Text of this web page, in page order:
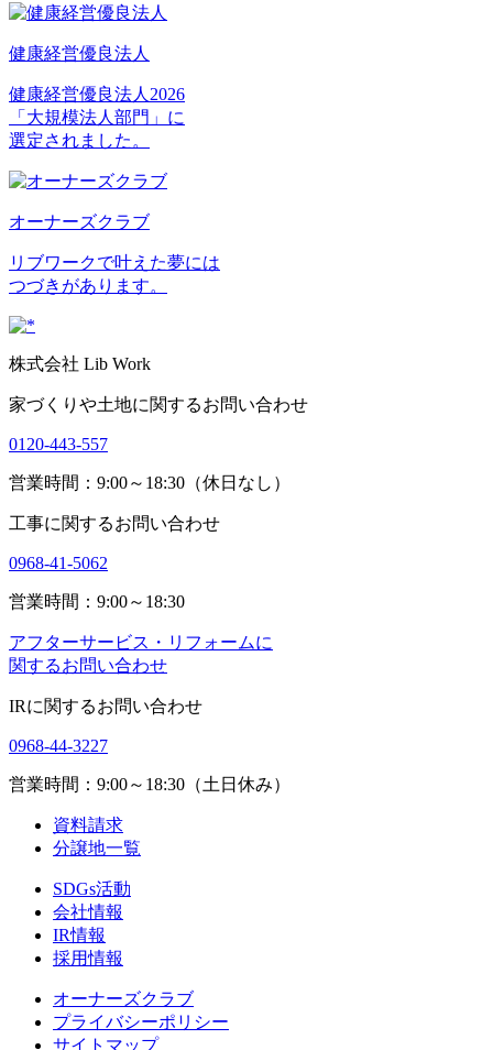
健康経営優良法人
健康経営優良法人2026
「大規模法人部門」に
選定されました。
オーナーズクラブ
リブワークで叶えた夢には
つづきがあります。
株式会社 Lib Work
家づくりや土地に関するお問い合わせ
0120-443-557
営業時間：9:00～18:30（休日なし）
工事に関するお問い合わせ
0968-41-5062
営業時間：9:00～18:30
アフターサービス・リフォームに
関するお問い合わせ
IRに関するお問い合わせ
0968-44-3227
営業時間：9:00～18:30（土日休み）
資料請求
分譲地一覧
SDGs活動
会社情報
IR情報
採用情報
オーナーズクラブ
プライバシーポリシー
サイトマップ